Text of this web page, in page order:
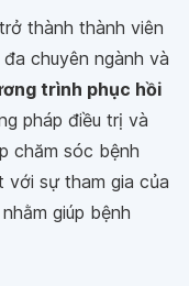
thành thành viên
chuyên ngành và
trình phục hồi
pháp điều trị và
chăm sóc bệnh
với sự tham gia của
giúp bệnh